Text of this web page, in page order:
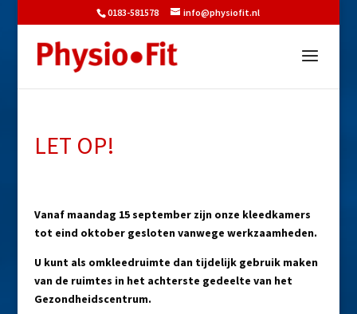
0183-581578 info@physiofit.nl
LET OP!
Vanaf maandag 15 september zijn onze kleedkamers
tot eind oktober gesloten vanwege werkzaamheden.
U kunt als omkleedruimte dan tijdelijk gebruik maken
van de ruimtes in het achterste gedeelte van het
Gezondheidscentrum.